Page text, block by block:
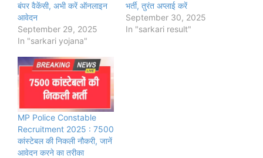
बंपर वैकेंसी, अभी करें ऑनलाइन
आवेदन
September 29, 2025
In "sarkari yojana"
भर्ती, तुरंत अप्लाई करें
September 30, 2025
In "sarkari result"
MP Police Constable
Recruitment 2025 : 7500
कांस्टेबल की निकली नौकरी, जानें
आवेदन करने का तरीका